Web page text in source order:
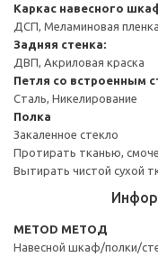
Каркас навесного
ДСП, Меламиновая
Задняя стенка:
ДВП, Акриловая краска
Петля со встроенным
Сталь, Никелирование
Полка
Закаленное стекло
Протирать тканью,
Вытирать чистой сухой
METOD МЕТОД
Навесной шкаф/полки/